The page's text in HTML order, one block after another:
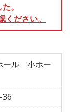
。
ださい。
ール 小ホー
36